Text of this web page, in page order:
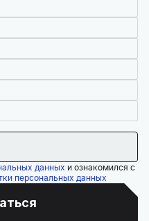
данных и ознакомился с
персональных данных